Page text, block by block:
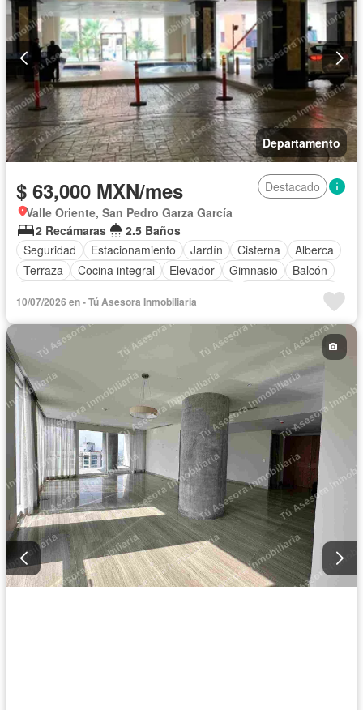
Departamento
$ 63,000 MXN/mes
Destacado
Valle Oriente, San Pedro Garza García
2 Recámaras
2.5 Baños
Seguridad
Estacionamiento Jardín Cisterna
Alberca
Terraza
Cocina integral Elevador Gimnasio
Balcón
Cocina equipada
Zona infantil
Sala polivalente
Aire acondicionado
Electricidad Azotea
Calefacción
Asador Zonas verdes
Despacho
Vista panorámica
Recámara con closet
Caseta de vigilancia
Permite niños
Solo familias
Completamente amueblado
10/07/2026 en - Tú Asesora Inmobiliaria